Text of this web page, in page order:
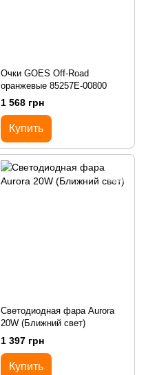
Очки GOES Off-Road
оранжевые 85257E-00800
1 568 грн
Купить
Cветодиодная фара Aurora
20W (Ближний свет)
1 397 грн
Купить